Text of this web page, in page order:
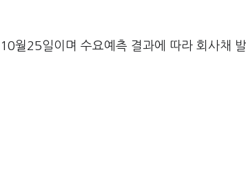
월25일이며 수요예측 결과에 따라 회사채